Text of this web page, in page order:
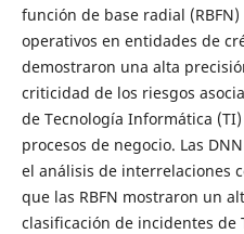
función de base radial
operativos en entidades de
demostraron una alta
criticidad de los riesgos
de Tecnología Informática
procesos de negocio. Las
el análisis de interrelaciones
que las RBFN mostraron un
clasificación de incidentes de